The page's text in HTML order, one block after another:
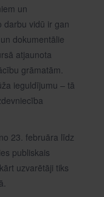
un
darbu vidū ir gan
dokumentālie
atjaunota
grāmatām.
ieguldījumu – tā
23. februāra līdz
publiskais
uzvarētāji tiks